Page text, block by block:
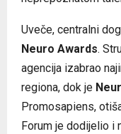
Uveče, centralni
Neuro Awards.
agencija izabrao
regiona, dok je
Promosapiens,
Forum je dodijelio i